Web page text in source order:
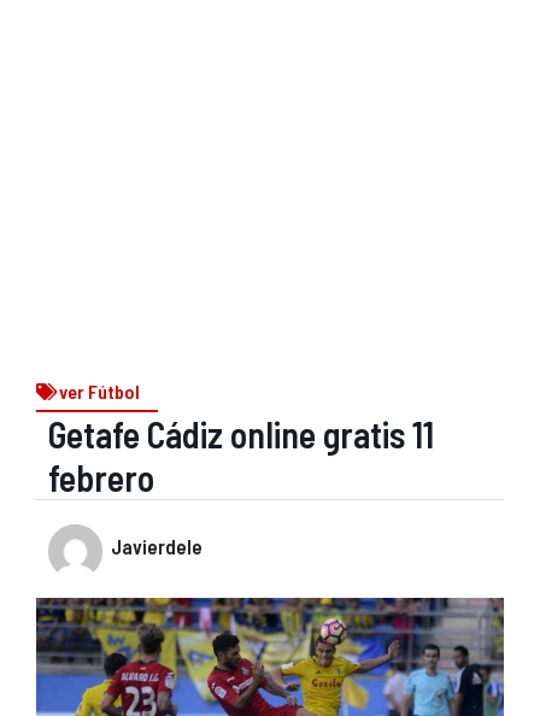
ver Fútbol
Getafe Cádiz online gratis 11
febrero
Javierdele